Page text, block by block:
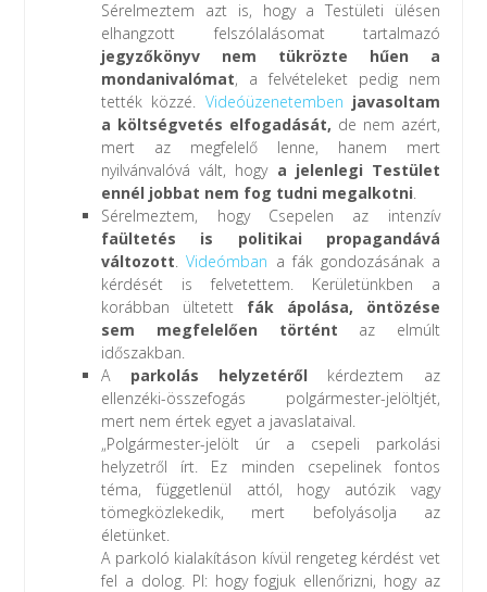
Sérelmeztem azt is, hogy a Testületi ülésen
elhangzott felszólalásomat tartalmazó
jegyzőkönyv nem tükrözte hűen a
mondanivalómat, a felvételeket pedig nem
tették közzé. Videóüzenetemben javasoltam
a költségvetés elfogadását, de nem azért,
mert az megfelelő lenne, hanem mert
nyilvánvalóvá vált, hogy a jelenlegi Testület
ennél jobbat nem fog tudni megalkotni.
Sérelmeztem, hogy Csepelen az intenzív
faültetés is politikai propagandává
változott.Videómban a fák gondozásának a
kérdését is felvetettem. Kerületünkben a
korábban ültetett fák ápolása, öntözése
sem megfelelően történt az elmúlt
időszakban.
A parkolás helyzetéről kérdeztem az
ellenzéki-összefogás polgármester-jelöltjét,
mert nem értek egyet a javaslataival.
„Polgármester-jelölt úr a csepeli parkolási
helyzetről írt. Ez minden csepelinek fontos
téma, függetlenül attól, hogy autózik vagy
tömegközlekedik, mert befolyásolja az
életünket.
A parkoló kialakításon kívül rengeteg kérdést vet
fel a dolog. Pl: hogy fogjuk ellenőrizni, hogy az